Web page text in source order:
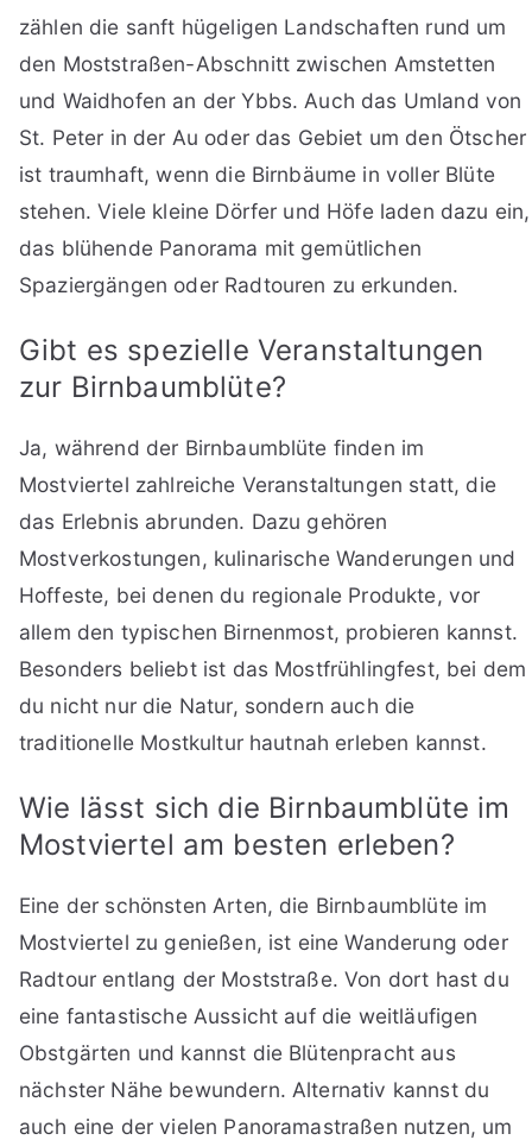
zählen die sanft hügeligen Landschaften rund um
den Moststraßen-Abschnitt zwischen Amstetten
und Waidhofen an der Ybbs. Auch das Umland von
St. Peter in der Au oder das Gebiet um den Ötscher
ist traumhaft, wenn die Birnbäume in voller Blüte
stehen. Viele kleine Dörfer und Höfe laden dazu ein,
das blühende Panorama mit gemütlichen
Spaziergängen oder Radtouren zu erkunden.
Gibt es spezielle Veranstaltungen
zur Birnbaumblüte?
Ja, während der Birnbaumblüte finden im
Mostviertel zahlreiche Veranstaltungen statt, die
das Erlebnis abrunden. Dazu gehören
Mostverkostungen, kulinarische Wanderungen und
Hoffeste, bei denen du regionale Produkte, vor
allem den typischen Birnenmost, probieren kannst.
Besonders beliebt ist das Mostfrühlingfest, bei dem
du nicht nur die Natur, sondern auch die
traditionelle Mostkultur hautnah erleben kannst.
Wie lässt sich die Birnbaumblüte im
Mostviertel am besten erleben?
Eine der schönsten Arten, die Birnbaumblüte im
Mostviertel zu genießen, ist eine Wanderung oder
Radtour entlang der Moststraße. Von dort hast du
eine fantastische Aussicht auf die weitläufigen
Obstgärten und kannst die Blütenpracht aus
nächster Nähe bewundern. Alternativ kannst du
auch eine der vielen Panoramastraßen nutzen, um